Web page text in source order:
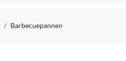
Barbecuepannen